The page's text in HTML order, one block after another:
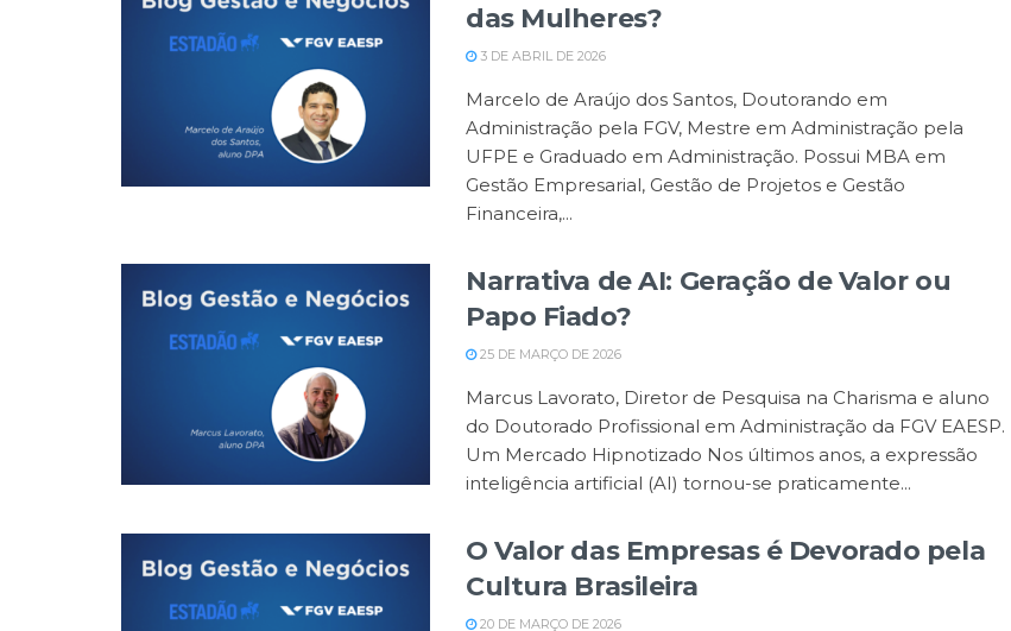
das Mulheres?
3 DE ABRIL DE 2026
Marcelo de Araújo dos Santos, Doutorando em
Administração pela FGV, Mestre em Administração pela
UFPE e Graduado em Administração. Possui MBA em
Gestão Empresarial, Gestão de Projetos e Gestão
Financeira,...
Narrativa de AI: Geração de Valor ou
Papo Fiado?
25 DE MARÇO DE 2026
Marcus Lavorato, Diretor de Pesquisa na Charisma e aluno
do Doutorado Profissional em Administração da FGV EAESP.
Um Mercado Hipnotizado Nos últimos anos, a expressão
inteligência artificial (AI) tornou-se praticamente...
O Valor das Empresas é Devorado pela
Cultura Brasileira
20 DE MARÇO DE 2026